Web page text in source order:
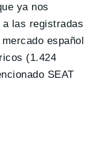
ya nos
las registradas
español
(1.424
SEAT